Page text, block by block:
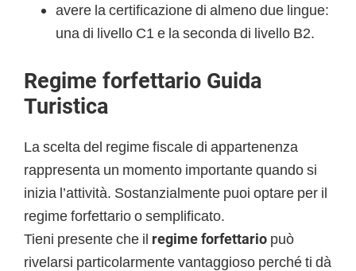
avere la certificazione di almeno due lingue:
una di livello C1 e la seconda di livello B2.
Regime forfettario Guida
Turistica
La scelta del regime fiscale di appartenenza
rappresenta un momento importante quando si
inizia l’attività. Sostanzialmente puoi optare per il
regime forfettario o semplificato.
Tieni presente che il regime forfettario può
rivelarsi particolarmente vantaggioso perché ti dà